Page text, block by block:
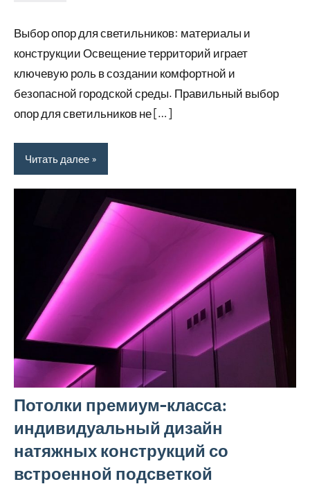
Выбор опор для светильников: материалы и
конструкции Освещение территорий играет
ключевую роль в создании комфортной и
безопасной городской среды. Правильный выбор
опор для светильников не […]
Читать далее
Потолки премиум-класса:
индивидуальный дизайн
натяжных конструкций со
встроенной подсветкой